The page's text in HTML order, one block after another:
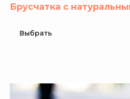
Брусчатка с
Выбрать